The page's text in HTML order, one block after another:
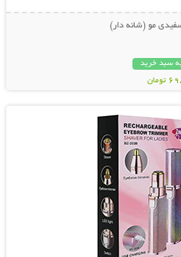
مو (شانه دار)
سبد خرید
بیشتر